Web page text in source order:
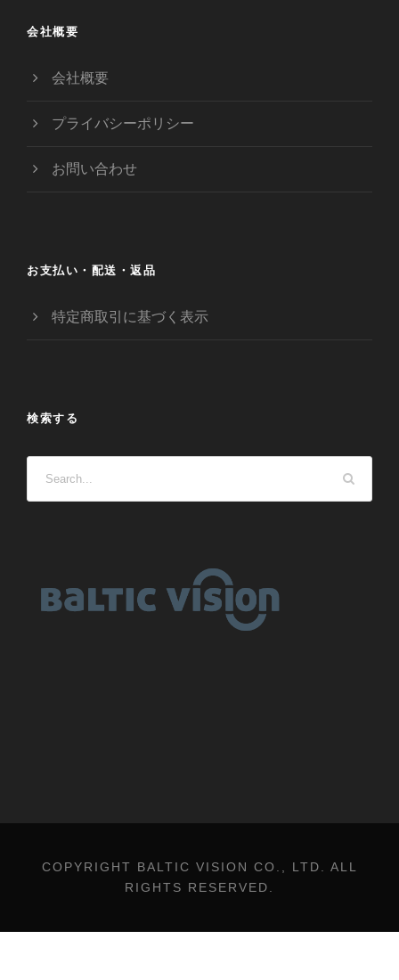
会社概要
会社概要
プライバシーポリシー
お問い合わせ
お支払い・配送・返品
特定商取引に基づく表示
検索する
COPYRIGHT BALTIC VISION CO., LTD. ALL
RIGHTS RESERVED.